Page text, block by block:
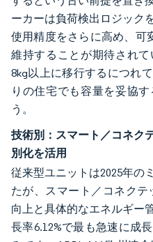
ーカーは負荷検出ロジック
使用精度をさらに高め、可
維持することが期待され
8kg以上に移行するにつれ
りの住宅でも容量を妥協
う。
技術別：スマート／コネク
別化を活用
従来型ユニットは2025年の
たが、スマート／コネク
向上と具体的なエネルギー
長率6.12%で最も急速に成